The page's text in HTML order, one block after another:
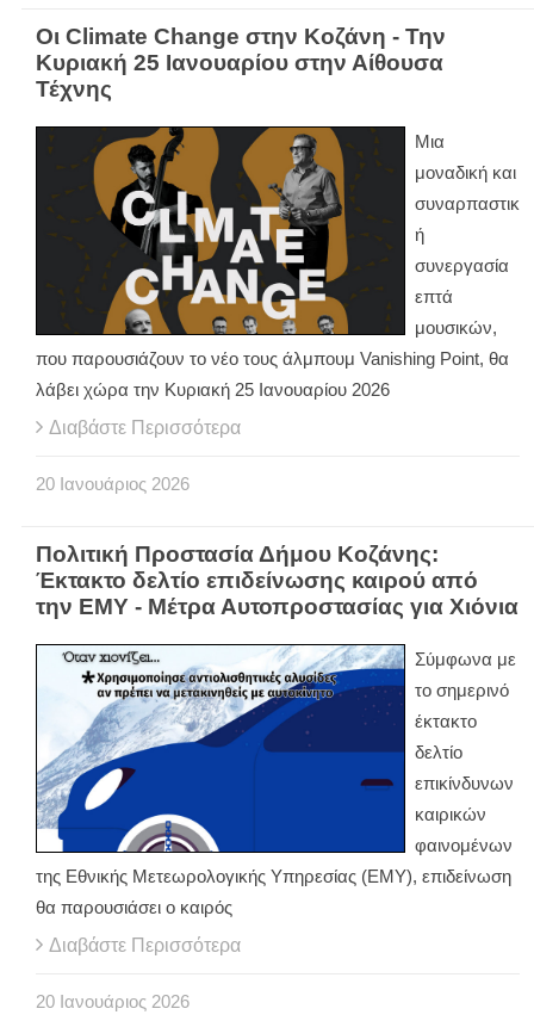
Οι Climate Change στην Κοζάνη - Την
Κυριακή 25 Ιανουαρίου στην Αίθουσα
Τέχνης
Μια
μοναδική και
συναρπαστικ
ή
συνεργασία
επτά
μουσικών,
που παρουσιάζουν το νέο τους άλμπουμ Vanishing Point, θα
λάβει χώρα την Κυριακή 25 Ιανουαρίου 2026
Διαβάστε Περισσότερα
20 Ιανουάριος 2026
Πολιτική Προστασία Δήμου Κοζάνης:
Έκτακτο δελτίο επιδείνωσης καιρού από
την ΕΜΥ - Μέτρα Αυτοπροστασίας για Χιόνια
Σύμφωνα με
το σημερινό
έκτακτο
δελτίο
επικίνδυνων
καιρικών
φαινομένων
της Εθνικής Μετεωρολογικής Υπηρεσίας (ΕΜΥ), επιδείνωση
θα παρουσιάσει ο καιρός
Διαβάστε Περισσότερα
20 Ιανουάριος 2026